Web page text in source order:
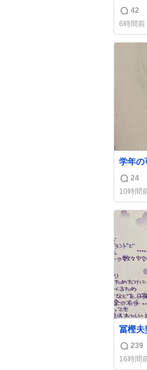
🤣🤣
返
信
数
42
6時間前
学年の
返
信
数
24
10時間
冨樫夫
な〜
上乗せするの
サ頭で
返
信
239
16時間